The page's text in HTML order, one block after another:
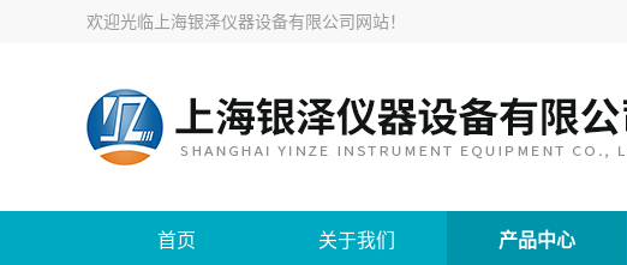
欢迎光临 上海银泽仪器设备有限公司网站！
首页 关于我们 产品中心